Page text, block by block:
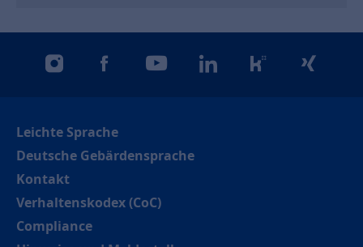
instagramfacebookyoutubelinkedinkununuxing
Leichte Sprache
Deutsche Gebärdensprache
Kontakt
Verhaltenskodex (CoC)
Compliance